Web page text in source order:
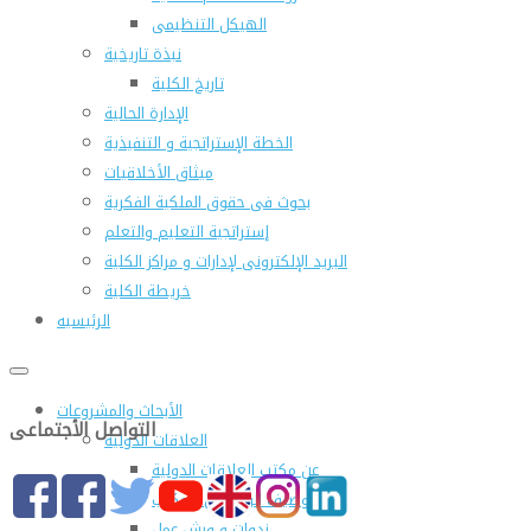
الهيكل التنظيمى
نبذة تاريخية
تاريخ الكلية
الإدارة الحالية
الخطة الإستراتجية و التنفيذية
ميثاق الأخلاقيات
بحوث فى حقوق الملكية الفكرية
إستراتجية التعليم والتعلم
البريد الإلكترونى لإدارات و مراكز الكلية
خريطة الكلية
الرئيسيه
الأبحاث والمشروعات
العلاقات الدولية
عن مكتب العلاقات الدولية
التوصيف الوظيفى للمكتب
التواصل الأجتماعى